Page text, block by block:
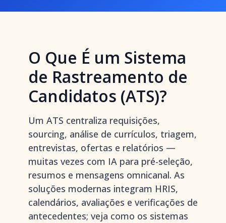
O Que É um Sistema
de Rastreamento de
Candidatos (ATS)?
Um ATS centraliza requisições,
sourcing, análise de currículos, triagem,
entrevistas, ofertas e relatórios —
muitas vezes com IA para pré-seleção,
resumos e mensagens omnicanal. As
soluções modernas integram HRIS,
calendários, avaliações e verificações de
antecedentes; veja como os sistemas